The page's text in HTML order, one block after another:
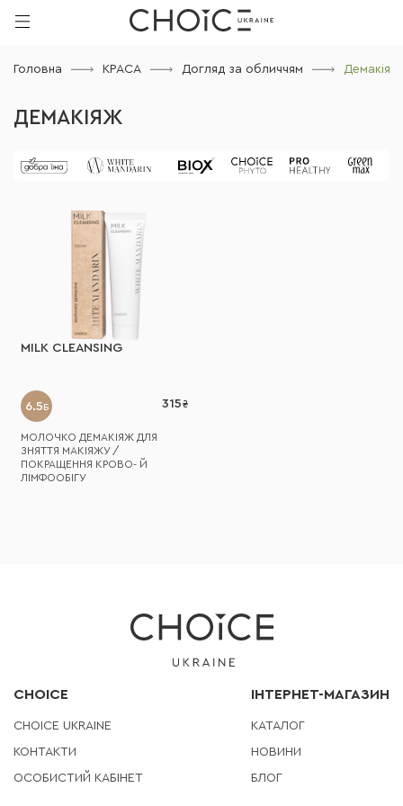
Головна КРАСА Догляд за обличчям Демакіяж
ДЕМАКІЯЖ
MILK CLEANSING
6.5 Б 315
МОЛОЧКО ДЕМАКІЯЖ ДЛЯ
ЗНЯТТЯ МАКІЯЖУ /
ПОКРАЩЕННЯ КРОВО- Й
ЛІМФООБІГУ
СHOICE
СHOICE UKRAINE
КОНТАКТИ
ОСОБИСТИЙ КАБІНЕТ
ІНТЕРНЕТ-МАГАЗИН
КАТАЛОГ
НОВИНИ
БЛОГ